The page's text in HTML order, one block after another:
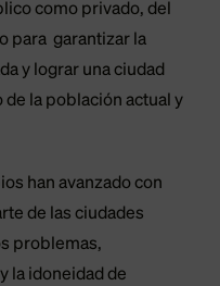
como privado, del
para garantizar la
y lograr una ciudad
la población actual y
han avanzado con
de las ciudades
problemas,
la idoneidad de